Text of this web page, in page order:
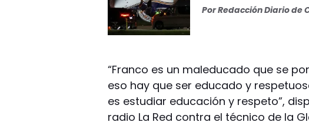
PorRedacción Diario de
“Franco es un maleducado que se
eso hay que ser educado y
es estudiar educación y respeto”,
radio La Red contra el técnico de la